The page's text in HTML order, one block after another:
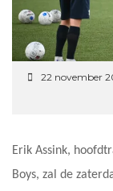
22 november
Erik Assink,
Boys, zal de